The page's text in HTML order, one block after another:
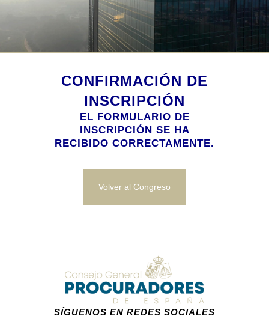
CONFIRMACIÓN DE
INSCRIPCIÓN
EL FORMULARIO DE
INSCRIPCIÓN SE HA
RECIBIDO CORRECTAMENTE.
Volver al Congreso
SÍGUENOS EN REDES SOCIALES